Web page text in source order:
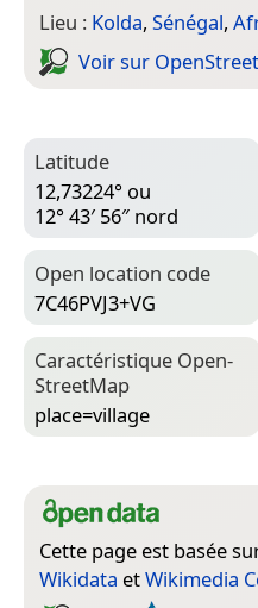
Lieu : Kolda, Sénégal,
Voir sur
Latitude
12,73224° ou
12° 43′ 56″ nord
Open location code
7C46PVJ3+VG
Caractéristique Open­
Street­Map
place=­village
Cette page est basée
Wikidata etWikimedia